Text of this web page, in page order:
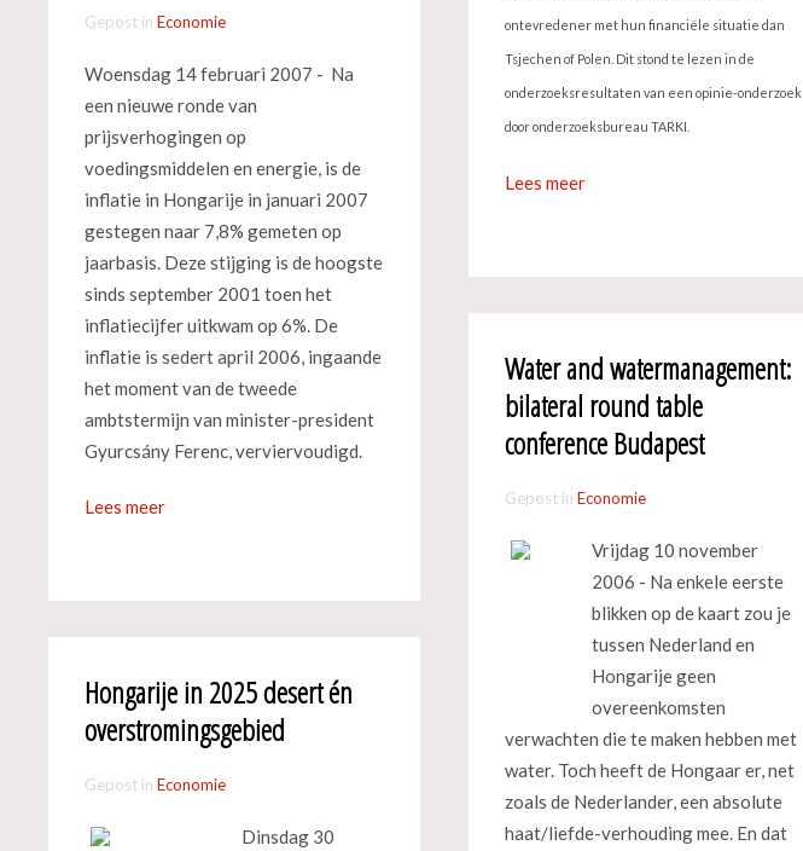
Gepost in Economie
Woensdag 14 februari 2007 - Na
een nieuwe ronde van
prijsverhogingen op
voedingsmiddelen en energie, is de
inflatie in Hongarije in januari 2007
gestegen naar 7,8% gemeten op
jaarbasis. Deze stijging is de hoogste
sinds september 2001 toen het
inflatiecijfer uitkwam op 6%. De
inflatie is sedert april 2006, ingaande
het moment van de tweede
ambtstermijn van minister-president
Gyurcsány Ferenc, verviervoudigd.
Lees meer
Hongarije in 2025 desert én
overstromingsgebied
Gepost in Economie
Dinsdag 30
ontevredener met hun financiële situatie dan
Tsjechen of Polen. Dit stond te lezen in de
onderzoeksresultaten van een opinie-onderzoek
door onderzoeksbureau TARKI.
Lees meer
Water and watermanagement:
bilateral round table
conference Budapest
Gepost in Economie
Vrijdag 10 november
2006 - Na enkele eerste
blikken op de kaart zou je
tussen Nederland en
Hongarije geen
overeenkomsten
verwachten die te maken hebben met
water. Toch heeft de Hongaar er, net
zoals de Nederlander, een absolute
haat/liefde-verhouding mee. En dat